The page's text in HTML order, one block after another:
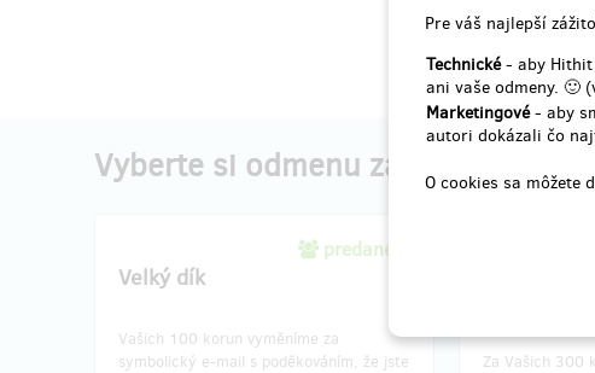
Pre váš najlepší
Technické- aby Hithit
ani vaše odmeny. 🙂
Marketingové- aby
autori dokázali čo
O cookies sa môžete
Vyberte si odmenu za váš príspevok
predané 1
Velký dík
Vašich 100 korun vyměníme za
symbolický e-mail s poděkováním, že jste
Pošleme
Za Vašich 300